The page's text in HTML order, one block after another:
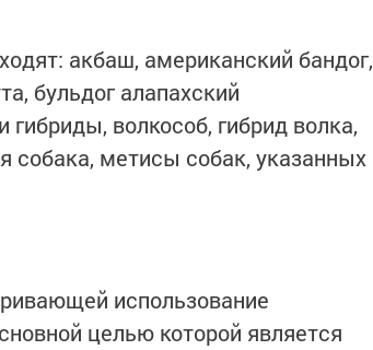
акбаш, американский бандог,
бульдог алапахский
гибриды, волкособ, гибрид волка,
собака, метисы собак, указанных
использование
целью которой является